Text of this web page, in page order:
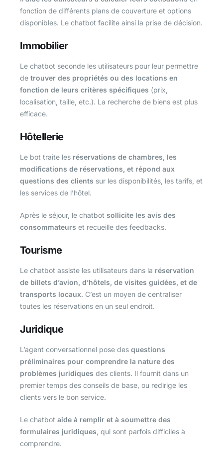
fonction de différents plans de couverture et options
disponibles. Le chatbot facilite ainsi la prise de décision.
Immobilier
Le chatbot seconde les utilisateurs pour leur permettre
de trouver des propriétés ou des locations en
fonction de leurs critères spécifiques (prix,
localisation, taille, etc.). La recherche de biens est plus
efficace.
Hôtellerie
Le bot traite les réservations de chambres, les
modifications de réservations, et répond aux
questions des clients sur les disponibilités, les tarifs, et
les services de l’hôtel.
Après le séjour, le chatbot sollicite les avis des
consommateurs et recueille des feedbacks.
Tourisme
Le chatbot assiste les utilisateurs dans la réservation
de billets d’avion, d’hôtels, de visites guidées, et de
transports locaux. C’est un moyen de centraliser
toutes les réservations en un seul endroit.
Juridique
L’agent conversationnel pose des questions
préliminaires pour comprendre la nature des
problèmes juridiques des clients. Il fournit dans un
premier temps des conseils de base, ou redirige les
clients vers le bon service.
Le chatbot aide à remplir et à soumettre des
formulaires juridiques , qui sont parfois difficiles à
comprendre.